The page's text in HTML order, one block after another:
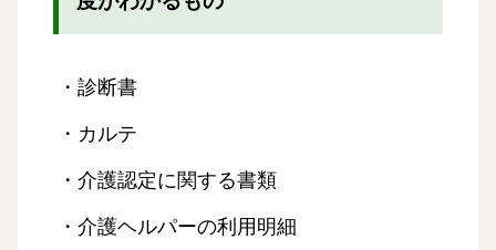
・診断書
・カルテ
・介護認定に関する書類
・介護ヘルパーの利用明細